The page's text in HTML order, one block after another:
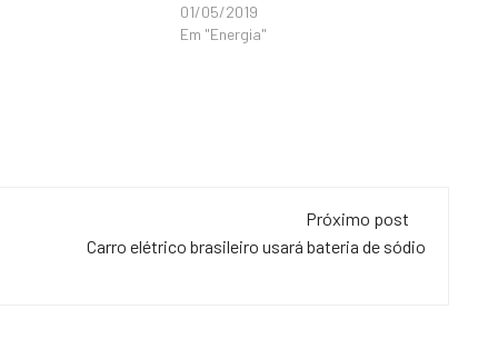
01/05/2019
Em "Energia"
Próximo post
Carro elétrico brasileiro usará bateria de sódio